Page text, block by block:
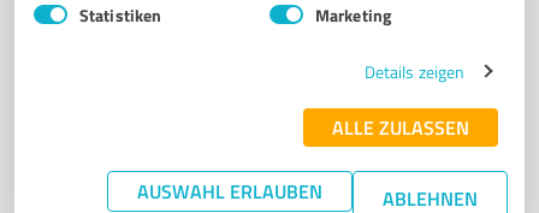
Statistiken Marketing
Details zeigen
ALLE ZULASSEN
AUSWAHL ERLAUBEN ABLEHNEN
post@carmenkubitz.de
von 24 veröffentlicht